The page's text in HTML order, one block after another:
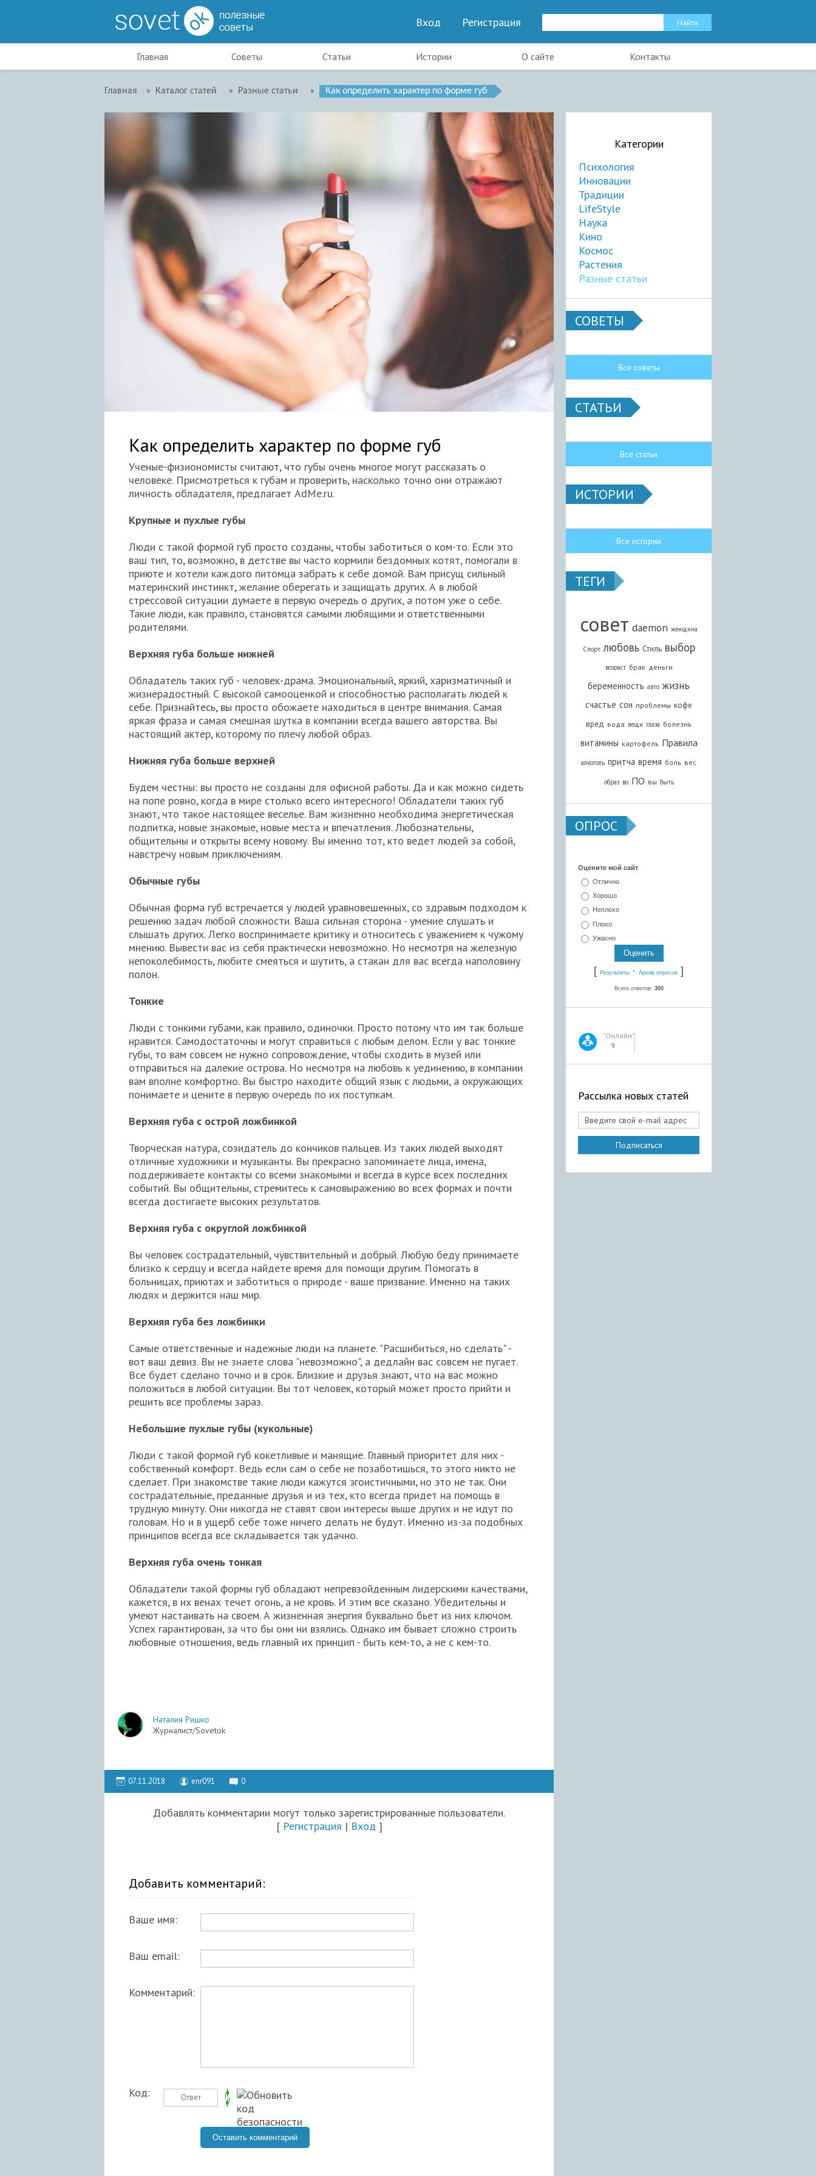
Вход Регистрация
Главная Советы Статьи Истории О сайте Контакты
Главная » Каталог статей » Разные статьи » Как определить характер по форме губ
Как определить характер по форме губ
Ученые-физиономисты считают, что губы очень многое могут рассказать о
человеке. Присмотреться к губам и проверить, насколько точно они отражают
личность обладателя, предлагает AdMe.ru.
Крупные и пухлые губы
Люди с такой формой губ просто созданы, чтобы заботиться о ком-то. Если это
ваш тип, то, возможно, в детстве вы часто кормили бездомных котят, помогали в
приюте и хотели каждого питомца забрать к себе домой. Вам присущ сильный
материнский инстинкт, желание оберегать и защищать других. А в любой
стрессовой ситуации думаете в первую очередь о других, а потом уже о себе.
Такие люди, как правило, становятся самыми любящими и ответственными
родителями.
Верхняя губа больше нижней
Обладатель таких губ - человек-драма. Эмоциональный, яркий, харизматичный и
жизнерадостный. С высокой самооценкой и способностью располагать людей к
себе. Признайтесь, вы просто обожаете находиться в центре внимания. Самая
яркая фраза и самая смешная шутка в компании всегда вашего авторства. Вы
настоящий актер, которому по плечу любой образ.
Нижняя губа больше верхней
Будем честны: вы просто не созданы для офисной работы. Да и как можно сидеть
на попе ровно, когда в мире столько всего интересного! Обладатели таких губ
знают, что такое настоящее веселье. Вам жизненно необходима энергетическая
подпитка, новые знакомые, новые места и впечатления. Любознательны,
общительны и открыты всему новому. Вы именно тот, кто ведет людей за собой,
навстречу новым приключениям.
Обычные губы
Обычная форма губ встречается у людей уравновешенных, со здравым подходом к
решению задач любой сложности. Ваша сильная сторона - умение слушать и
слышать других. Легко воспринимаете критику и относитесь с уважением к чужому
мнению. Вывести вас из себя практически невозможно. Но несмотря на железную
непоколебимость, любите смеяться и шутить, а стакан для вас всегда наполовину
полон.
Тонкие
Люди с тонкими губами, как правило, одиночки. Просто потому что им так больше
нравится. Самодостаточны и могут справиться с любым делом. Если у вас тонкие
губы, то вам совсем не нужно сопровождение, чтобы сходить в музей или
отправиться на далекие острова. Но несмотря на любовь к уединению, в компании
вам вполне комфортно. Вы быстро находите общий язык с людьми, а окружающих
понимаете и цените в первую очередь по их поступкам.
Верхняя губа с острой ложбинкой
Творческая натура, созидатель до кончиков пальцев. Из таких людей выходят
отличные художники и музыканты. Вы прекрасно запоминаете лица, имена,
поддерживаете контакты со всеми знакомыми и всегда в курсе всех последних
событий. Вы общительны, стремитесь к самовыражению во всех формах и почти
всегда достигаете высоких результатов.
Верхняя губа с округлой ложбинкой
Вы человек сострадательный, чувствительный и добрый. Любую беду принимаете
близко к сердцу и всегда найдете время для помощи другим. Помогать в
больницах, приютах и заботиться о природе - ваше призвание. Именно на таких
людях и держится наш мир.
Верхняя губа без ложбинки
Самые ответственные и надежные люди на планете. "Расшибиться, но сделать" -
вот ваш девиз. Вы не знаете слова "невозможно", а дедлайн вас совсем не пугает.
Все будет сделано точно и в срок. Близкие и друзья знают, что на вас можно
положиться в любой ситуации. Вы тот человек, который может просто прийти и
решить все проблемы зараз.
Небольшие пухлые губы (кукольные)
Люди с такой формой губ кокетливые и манящие. Главный приоритет для них -
собственный комфорт. Ведь если сам о себе не позаботишься, то этого никто не
сделает. При знакомстве такие люди кажутся эгоистичными, но это не так. Они
сострадательные, преданные друзья и из тех, кто всегда придет на помощь в
трудную минуту. Они никогда не ставят свои интересы выше других и не идут по
головам. Но и в ущерб себе тоже ничего делать не будут. Именно из-за подобных
принципов всегда все складывается так удачно.
Верхняя губа очень тонкая
Обладатели такой формы губ обладают непревзойденным лидерскими качествами,
кажется, в их венах течет огонь, а не кровь. И этим все сказано. Убедительны и
умеют настаивать на своем. А жизненная энергия буквально бьет из них ключом.
Успех гарантирован, за что бы они ни взялись. Однако им бывает сложно строить
любовные отношения, ведь главный их принцип - быть кем-то, а не с кем-то.
Наталия Ришко
Журналист/Sovetok
07.11.2018 enr091 0
Добавлять комментарии могут только зарегистрированные пользователи.
[ Регистрация | Вход ]
Добавить комментарий:
Ваше имя:
Ваш email:
Комментарий:
Код:
Категории
Психология
Инновации
Традиции
LifeStyle
Наука
Кино
Космос
Растения
Разные статьи
СОВЕТЫ
Все советы
СТАТЬИ
Все статьи
ИСТОРИИ
Все истории
ТЕГИ
совет daemon женщина
Спорт любовь Стиль выбор
возраст брак деньги
беременность авто жизнь
счастье сон проблемы кофе
вред вода вещи глаза болезнь
витамины картофель Правила
алкоголь притча время боль вес
образ во ПО вы быть
ОПРОС
Оцените мой сайт
Отлично
Хорошо
Неплохо
Плохо
Ужасно
[ Результаты · Архив опросов ]
Всего ответов: 300
"Онлайн"
9
Рассылка новых статей